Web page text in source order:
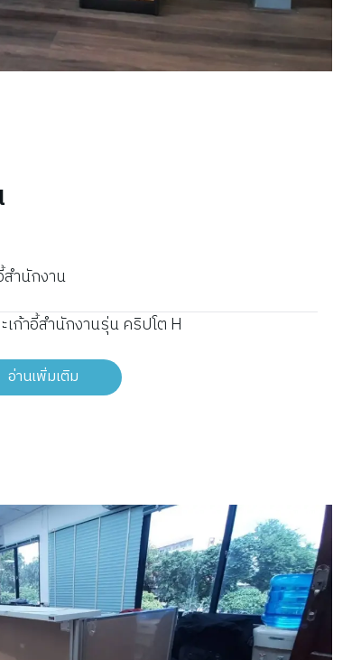
สำนักงาน
เก้าอี้สำนักงานรุ่น คริปโต H
อ่านเพิ่มเติม